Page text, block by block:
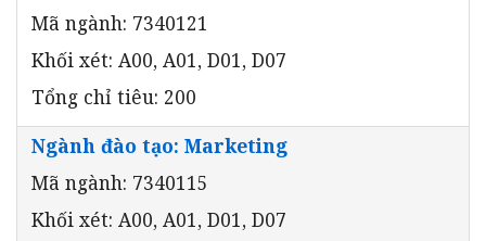
Mã ngành: 7340121
Khối xét: A00, A01, D01, D07
Tổng chỉ tiêu: 200
Ngành đào tạo: Marketing
Mã ngành: 7340115
Khối xét: A00, A01, D01, D07